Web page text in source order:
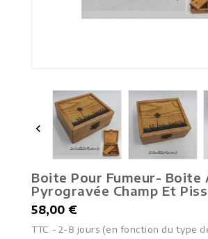

Boite Pour Fumeur- Boite
Pyrogravée Champ Et
58,00 €
TTC
2-8 jours (en fonction du type